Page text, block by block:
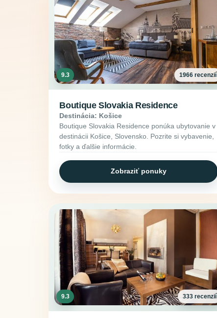
9.3 1966 recenzií
Boutique Slovakia Residence
Destinácia: Košice
Boutique Slovakia Residence ponúka ubytovanie v
destinácii Košice, Slovensko. Pozrite si vybavenie,
fotky a ďalšie informácie.
Zobraziť ponuky
9.3 333 recenzií